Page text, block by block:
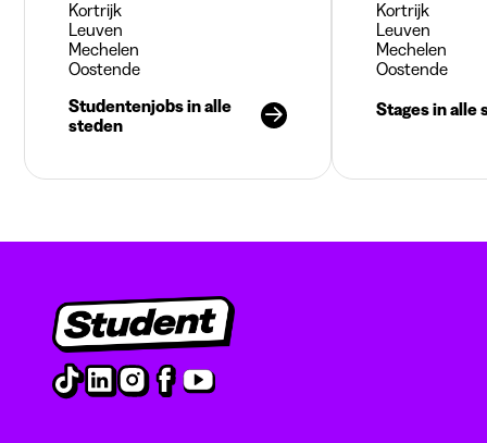
Kortrijk
Leuven
Mechelen
Oostende
Studentenjobs in alle
steden
Kortrijk
Leuven
Mechelen
Oostende
Stages in alle